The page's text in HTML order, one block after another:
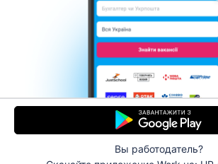
Вы работодатель?
Контакты О нас
Новости Work.ua
Помощь
Условия использования
© 2006–2026 Work.ua. Сервис